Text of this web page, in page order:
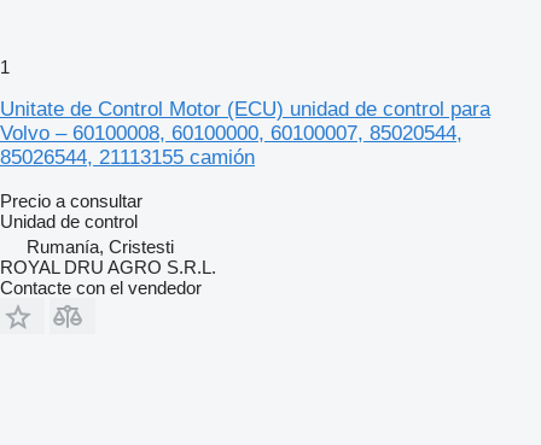
1
Unitate de Control Motor (ECU) unidad de control para
Volvo – 60100008, 60100000, 60100007, 85020544,
85026544, 21113155 camión
Precio a consultar
Unidad de control
Rumanía, Cristesti
ROYAL DRU AGRO S.R.L.
Contacte con el vendedor